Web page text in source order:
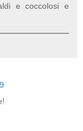
e coccolosi e